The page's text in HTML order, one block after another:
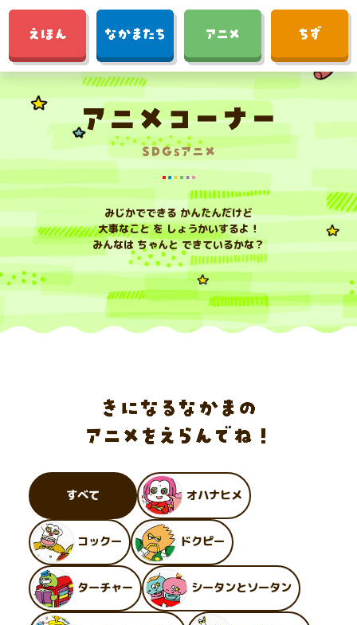
みじかでできる かんたんだけど
大事なこと を しょうかいするよ！
みんなは ちゃんと できているかな？
すべて オハナヒメ
コックー ドクピー
ターチャー シータンとソータン